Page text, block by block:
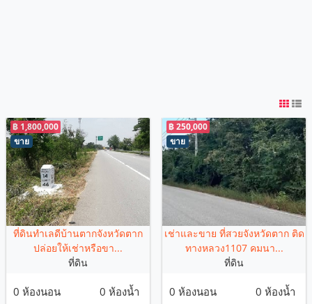
ขาย
฿ 1,800,000
ที่ดินทำเลดีบ้านตากจังหวัดตาก
ปล่อยให้เช่าหรือขา...
ที่ดิน
0 ห้องนอน
0 ห้องน้ำ
ขาย
฿ 250,000
เช่าและขาย ที่สวยจังหวัดตาก ติด
ทางหลวง1107 คมนา...
ที่ดิน
0 ห้องนอน
0 ห้องน้ำ